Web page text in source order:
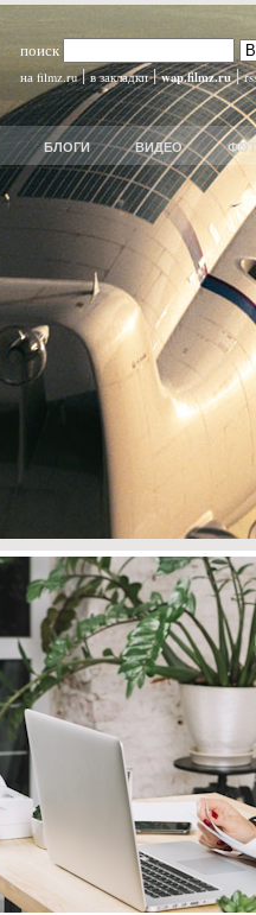
поиск
на filmz.ru|в закладки|wap.filmz.ru|
БЛОГИ ВИДЕО